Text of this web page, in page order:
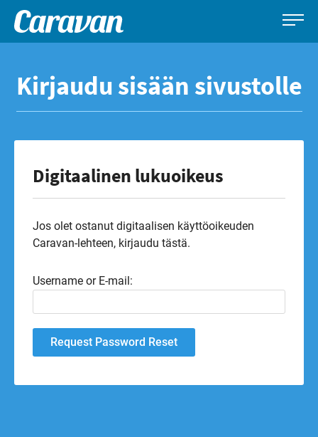
sisältöön
Caravan-
Leirintämatkailun
Kirjaudu sisään sivustolle
Digitaalinen lukuoikeus
Jos olet ostanut digitaalisen käyttöoikeuden
Caravan-lehteen, kirjaudu tästä.
Username or E-mail: